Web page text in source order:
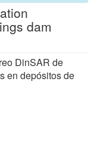
dam
DinSAR de
en depósitos de